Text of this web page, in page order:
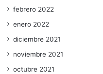
febrero 2022
enero 2022
diciembre 2021
noviembre 2021
octubre 2021